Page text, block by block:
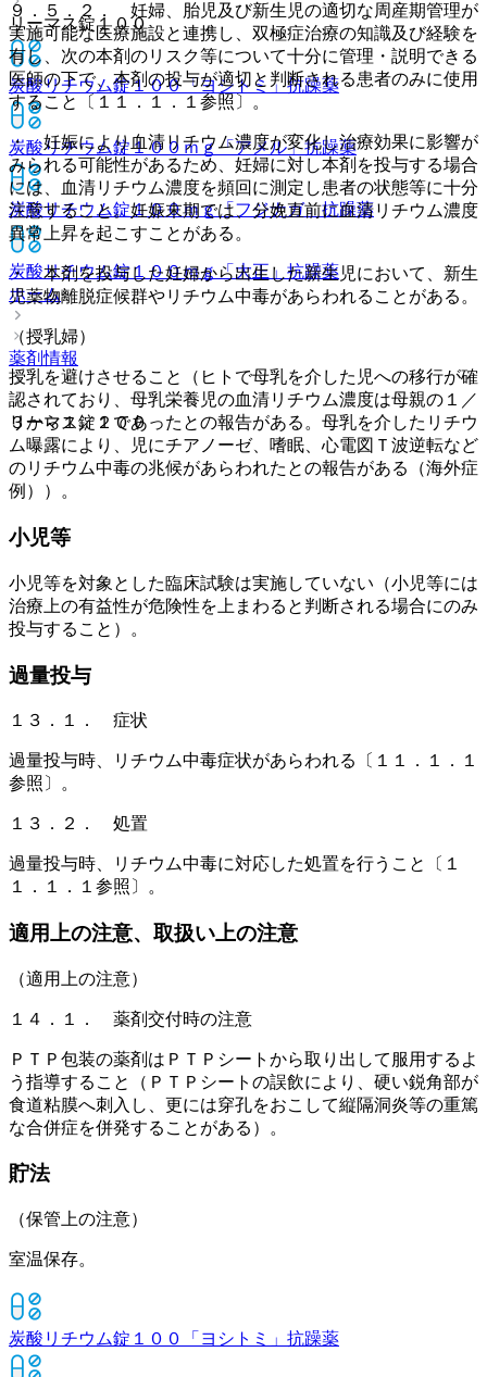
リーマス錠１００
炭酸リチウム錠１００「ヨシトミ」抗躁薬
炭酸リチウム錠１００ｍｇ「アメル」抗躁薬
炭酸リチウム錠１００ｍｇ「フジナガ」抗躁薬
炭酸リチウム錠１００ｍｇ「大正」 抗躁薬
ホーム
薬剤情報
リーマス錠１００
９．５．２． 妊婦、胎児及び新生児の適切な周産期管理が
実施可能な医療施設と連携し、双極症治療の知識及び経験を
有し、次の本剤のリスク等について十分に管理・説明できる
医師の下で、本剤の投与が適切と判断される患者のみに使用
すること〔１１．１．１参照〕。
・ 妊娠により血清リチウム濃度が変化し治療効果に影響が
みられる可能性があるため、妊婦に対し本剤を投与する場合
には、血清リチウム濃度を頻回に測定し患者の状態等に十分
注意すること。妊娠末期では、分娩直前に血清リチウム濃度
異常上昇を起こすことがある。
・ 本剤を投与した妊婦から出生した新生児において、新生
児薬物離脱症候群やリチウム中毒があらわれることがある。
（授乳婦）
授乳を避けさせること（ヒトで母乳を介した児への移行が確
認されており、母乳栄養児の血清リチウム濃度は母親の１／
３から１／２であったとの報告がある。母乳を介したリチウ
ム曝露により、児にチアノーゼ、嗜眠、心電図Ｔ波逆転など
のリチウム中毒の兆候があらわれたとの報告がある（海外症
例））。
小児等
小児等を対象とした臨床試験は実施していない（小児等には
治療上の有益性が危険性を上まわると判断される場合にのみ
投与すること）。
過量投与
１３．１． 症状
過量投与時、リチウム中毒症状があらわれる〔１１．１．１
参照〕。
１３．２． 処置
過量投与時、リチウム中毒に対応した処置を行うこと〔１
１．１．１参照〕。
適用上の注意、取扱い上の注意
（適用上の注意）
１４．１． 薬剤交付時の注意
ＰＴＰ包装の薬剤はＰＴＰシートから取り出して服用するよ
う指導すること（ＰＴＰシートの誤飲により、硬い鋭角部が
食道粘膜へ刺入し、更には穿孔をおこして縦隔洞炎等の重篤
な合併症を併発することがある）。
貯法
（保管上の注意）
室温保存。
炭酸リチウム錠１００「ヨシトミ」 抗躁薬